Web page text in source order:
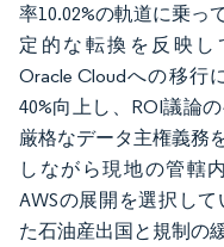
率10.02%の軌道に乗っ
定的な転換を反映し
Oracle Cloudへの移行
40%向上し、ROI議論
厳格なデータ主権義務
しながら現地の管轄
AWSの展開を選択し
た石油産出国と規制の